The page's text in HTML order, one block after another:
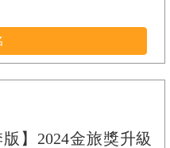
】2024金旅獎升級